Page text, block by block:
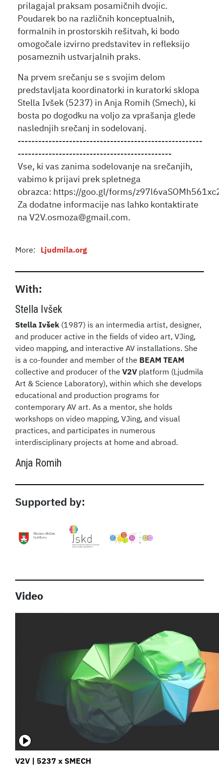
Video
V2V | 5237 x SMECH
prilagajal praksam posamičnih dvojic.
Poudarek bo na različnih konceptualnih,
formalnih in prostorskih rešitvah, ki bodo
omogočale izvirno predstavitev in refleksijo
posameznih ustvarjalnih praks.
Na prvem srečanju se s svojim delom
predstavljata koordinatorki in kuratorki sklopa
Stella Ivšek (5237) in Anja Romih (Smech), ki
bosta po dogodku na voljo za vprašanja glede
naslednjih srečanj in sodelovanj.
------------------------------------------------------
---------------------------------------------
Vse, ki vas zanima sodelovanje na srečanjih,
vabimo k prijavi prek spletnega
obrazca: https://goo.gl/forms/
Za dodatne informacije nas lahko kontaktirate
na V2V.osmoza@gmail.com.
More: Ljudmila.org
With:
Stella Ivšek
Stella Ivšek (1987) is an intermedia artist, designer,
and producer active in the fields of video art, VJing,
video mapping, and interactive AV installations. She
is a co-founder and member of the BEAM TEAM
collective and producer of theV2V platform (Ljudmila
Art & Science Laboratory), within which she develops
educational and production programs for
contemporary AV art. As a mentor, she holds
workshops on video mapping, VJing, and visual
practices, and participates in numerous
interdisciplinary projects at home and abroad.
Anja Romih
Supported by: